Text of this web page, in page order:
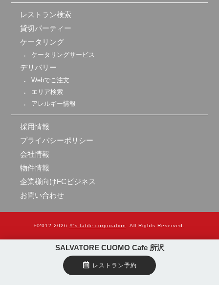
SALVATORE CUOMO Cafe 所沢
レストラン予約
レストラン検索
貸切パーティー
ケータリング
ケータリングサービス
デリバリー
Webでご注文
エリア検索
アレルギー情報
採用情報
プライバシーポリシー
会社情報
物件情報
企業様向けFCビジネス
お問い合わせ
Y's table corporation . All Rights Reserved.